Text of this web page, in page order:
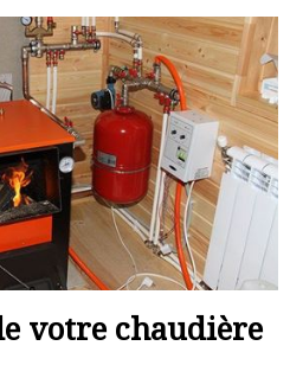
votre chaudière